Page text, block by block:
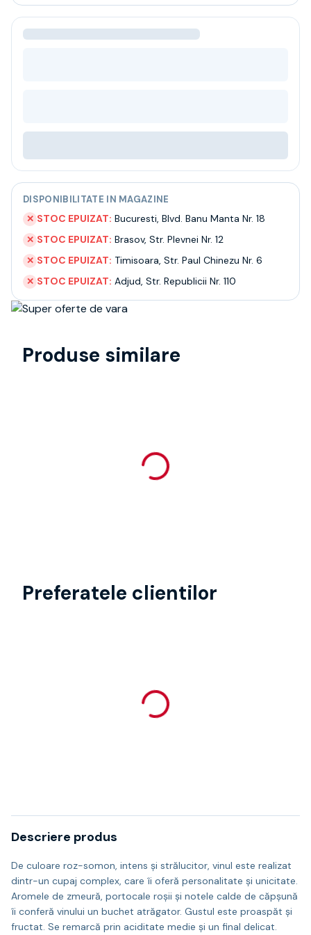
Ceai
Bacanie
Despre noi
Livrare
Termeni si conditii
Politica de confidentialitate
Intrebari frecvente
DISPONIBILITATE IN MAGAZINE
✕ STOC EPUIZAT: Bucuresti, Blvd. Banu Manta Nr. 18
✕ STOC EPUIZAT: Brasov, Str. Plevnei Nr. 12
✕ STOC EPUIZAT: Timisoara, Str. Paul Chinezu Nr. 6
✕ STOC EPUIZAT: Adjud, Str. Republicii Nr. 110
Produse similare
Preferatele clientilor
Descriere produs
De culoare roz-somon, intens și strălucitor, vinul este realizat
dintr-un cupaj complex, care îi oferă personalitate și unicitate.
Aromele de zmeură, portocale roșii și notele calde de căpșună
îi conferă vinului un buchet atrăgator. Gustul este proaspăt și
fructat. Se remarcă prin aciditate medie și un final delicat.